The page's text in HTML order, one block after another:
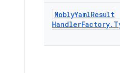
MoblyYamlResult
HandlerFactory.